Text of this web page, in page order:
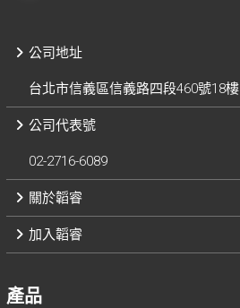
公司地址
台北市信義區信義路四段460號18樓
公司代表號
02-2716-6089
關於韜睿
加入韜睿
產品